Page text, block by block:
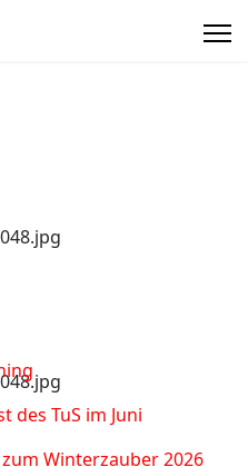
des TuS im Juni
Winterzauber 2026